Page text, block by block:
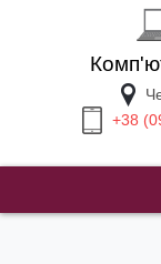
содержимому
+38
make my